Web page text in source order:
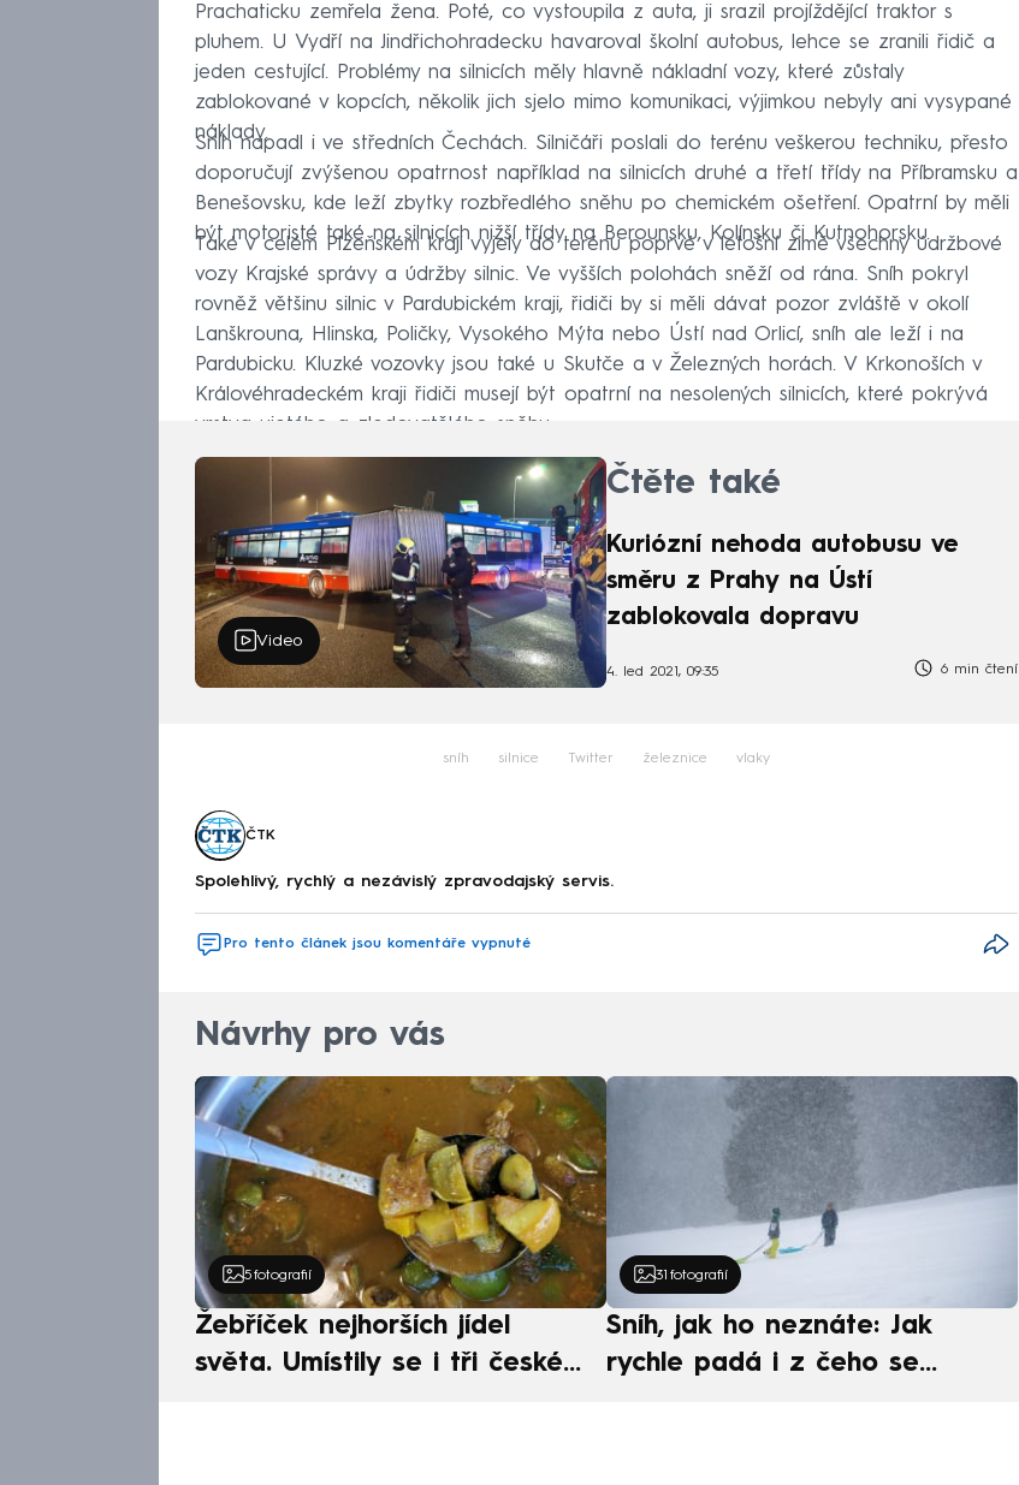
Prachaticku zemřela žena. Poté, co vystoupila z auta, ji srazil projíždějící traktor s
pluhem. U Vydří na Jindřichohradecku havaroval školní autobus, lehce se zranili řidič a
jeden cestující. Problémy na silnicích měly hlavně nákladní vozy, které zůstaly
zablokované v kopcích, několik jich sjelo mimo komunikaci, výjimkou nebyly ani vysypané
náklady.
Sníh napadl i ve středních Čechách. Silničáři poslali do terénu veškerou techniku, přesto
doporučují zvýšenou opatrnost například na silnicích druhé a třetí třídy na Příbramsku a
Benešovsku, kde leží zbytky rozbředlého sněhu po chemickém ošetření. Opatrní by měli
být motoristé také na silnicích nižší třídy na Berounsku, Kolínsku či Kutnohorsku.
Také v celém Plzeňském kraji vyjely do terénu poprvé v letošní zimě všechny údržbové
vozy Krajské správy a údržby silnic. Ve vyšších polohách sněží od rána. Sníh pokryl
rovněž většinu silnic v Pardubickém kraji, řidiči by si měli dávat pozor zvláště v okolí
Lanškrouna, Hlinska, Poličky, Vysokého Mýta nebo Ústí nad Orlicí, sníh ale leží i na
Pardubicku. Kluzké vozovky jsou také u Skutče a v Železných horách. V Krkonoších v
Královéhradeckém kraji řidiči musejí být opatrní na nesolených silnicích, které pokrývá
vrstva ujetého a zledovatělého sněhu.
Video
Čtěte také
Kuriózní nehoda autobusu ve
směru z Prahy na Ústí
zablokovala dopravu
4. led 2021, 09:35 6 min čtení
sníh silnice Twitter železnice vlaky
ČTK
Spolehlivý, rychlý a nezávislý zpravodajský servis.
Pro tento článek jsou komentáře vypnuté
Návrhy pro vás
5 fotografií
Žebříček nejhorších jídel
světa. Umístily se i tři české
31 fotografií
Sníh, jak ho neznáte: Jak
rychle padá i z čeho se